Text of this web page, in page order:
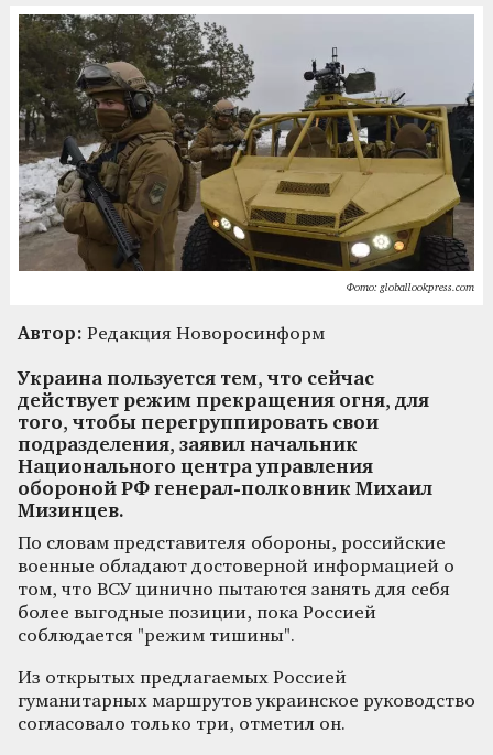
Фото: globallookpress.com
Автор: Редакция Новоросинформ
Украина пользуется тем, что сейчас
действует режим прекращения огня, для
того, чтобы перегруппировать свои
подразделения, заявил начальник
Национального центра управления
обороной РФ генерал-полковник Михаил
Мизинцев.
По словам представителя обороны, российские
военные обладают достоверной информацией о
том, что ВСУ цинично пытаются занять для себя
более выгодные позиции, пока Россией
соблюдается "режим тишины".
Из открытых предлагаемых Россией
гуманитарных маршрутов украинское руководство
согласовало только три, отметил он.